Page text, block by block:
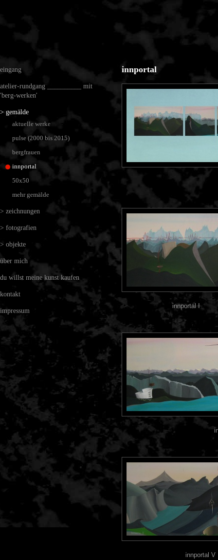
eingang
atelier-rundgang __________ mit
'berg-werken'
> gemälde
aktuelle werke
pulse (2000 bis 2015)
bergfrauen
innportal
50x50
mehr gemälde
> zeichnungen
> fotografien
> objekte
über mich
du willst meine kunst kaufen
kontakt
impressum
innportal
innportal I
innportal V